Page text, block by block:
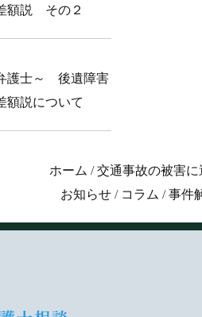
額説 その２
護士～ 後遺障害
額説について
ホーム /交通事故の被害
お知らせ / コラム /事件